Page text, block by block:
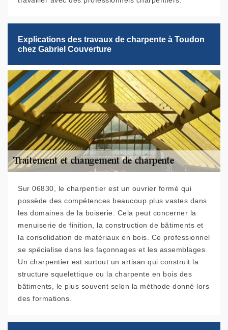
Explications des travaux de charpente à Toudon
chez Gabriel Couverture
Sur 06830, le charpentier est un ouvrier formé qui
possède des compétences beaucoup plus vastes dans
les domaines de la boiserie. Cela peut concerner la
menuiserie de finition, la construction de bâtiments et
la consolidation de matériaux en bois. Ce professionnel
se spécialise dans les façonnages et les assemblages.
Un charpentier est surtout un artisan qui construit la
structure squelettique ou la charpente en bois des
bâtiments, le plus souvent selon la méthode donné lors
des formations.